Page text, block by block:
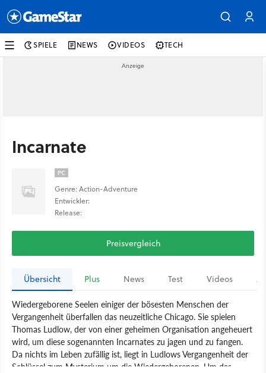
SPIELE NEWS VIDEOS TECH
Incarnate
PC
Genre: Action-Adventure
Entwickler:
Release:
Preisvergleich
Übersicht Plus News Test Videos
Wiedergeborene Seelen einiger der bösesten Menschen der
Vergangenheit überfallen das neuzeitliche Chicago. Sie spielen
Thomas Ludlow, der von einer geheimen Organisation angeheuert
wird, um diese sogenannten Incarnates zu jagen und zu fangen.
Da nichts im Leben zufällig ist, liegt in Ludlows Vergangenheit der
Schlüssel zum Mysterium um die Wiedergeborenen. Um das